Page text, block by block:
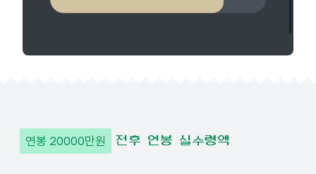
연봉 20000만원 전후 연봉 실수령액